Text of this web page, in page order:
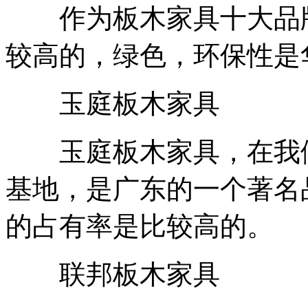
作为板木家具十大品
较高的，绿色，环保性
玉庭板木家具
玉庭板木家具，在我
基地，是广东的一个著
的占有率是比较高的。
联邦板木家具